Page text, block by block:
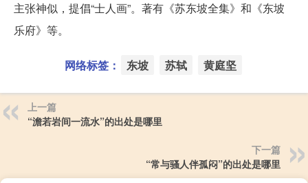
主张神似，提倡“士人画”。著有《苏东坡全集》和《东坡
乐府》等。
网络标签： 东坡 苏轼 黄庭坚
上一篇
“澹若岩间一流水”的出处是哪里
下一篇
“常与骚人伴孤闷”的出处是哪里